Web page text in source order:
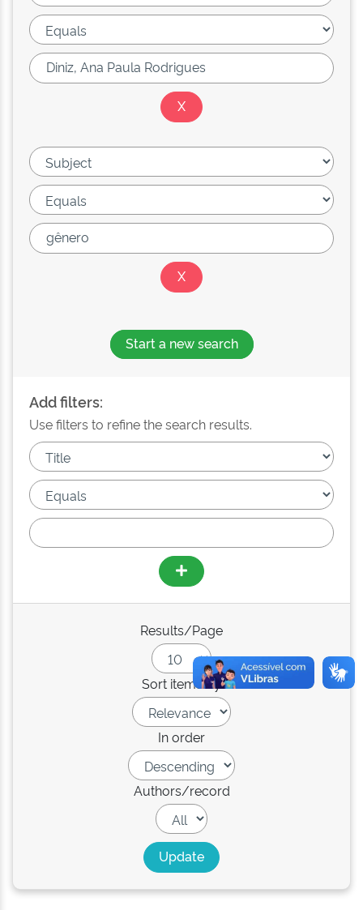
Start a new search
Add filters:
Use filters to refine the search results.
Results/Page
Sort items by
In order
Authors/record